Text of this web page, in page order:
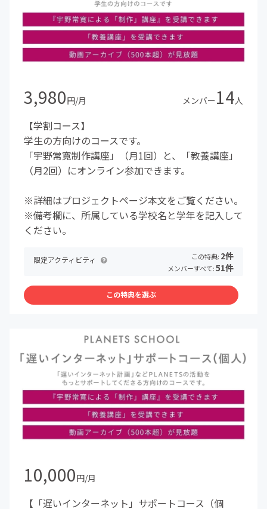
3,980円/月 メンバー14人
【学割コース】
学生の方向けのコースです。
「宇野常寛制作講座」（月1回）と、「教養講座」
（月2回）にオンライン参加できます。
※詳細はプロジェクトページ本文をご覧ください。
※備考欄に、所属している学校名と学年を記入して
ください。
限定アクティビティ この特典: 2件
メンバーすべて:51件
この特典を選ぶ
10,000円/月
【「遅いインターネット」サポートコース（個